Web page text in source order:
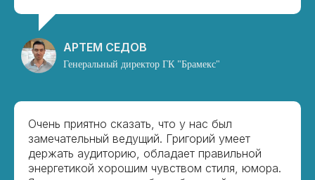
АРТЕМ СЕДОВ
Генеральный директор ГК "Брамекс"
Очень приятно сказать, что у нас был
замечательный ведущий. Григорий умеет
держать аудиторию, обладает правильной
энергетикой хорошим чувством стиля, юмора.